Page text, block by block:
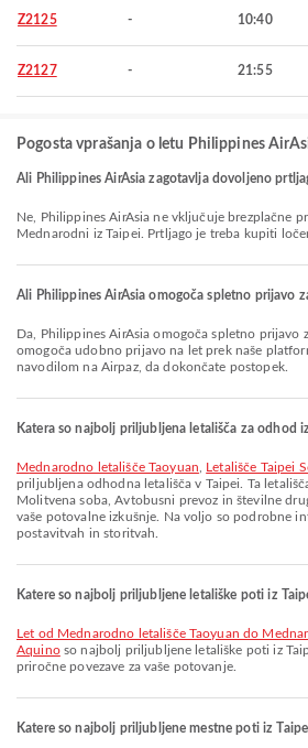
Z2125 - 10:40
Z2127 - 21:55
Pogosta vprašanja o letu Philippines
Ali Philippines AirAsia zagotavlja dovoljeno
Ne, Philippines AirAsia ne vključuje brezplačne prtljage za lete Domače &
Mednarodni iz Taipei. Prtljago je treba kupiti
Ali Philippines AirAsia omogoča spletno prijavo
Da, Philippines AirAsia omogoča spletno prijavo za lete iz Taipei, kar vam
omogoča udobno prijavo na let prek naše
navodilom na Airpaz, da dokončate postopek.
Katera so najbolj priljubljena letališča za odhod
Mednarodno letališče Taoyuan Letališče Taipei
priljubljena odhodna letališča v Taipei. Ta
Molitvena soba, Avtobusni prevoz in številne
vaše potovalne izkušnje. Na voljo so podrobne
postavitvah in storitvah.
Katere so najbolj priljubljene letališke poti iz
let od Mednarodno letališče Taoyuan do Mednarodno letališče Ninoy
Aquinoso najbolj priljubljene letališke poti iz
priročne povezave za vaše potovanje.
Katere so najbolj priljubljene mestne poti iz